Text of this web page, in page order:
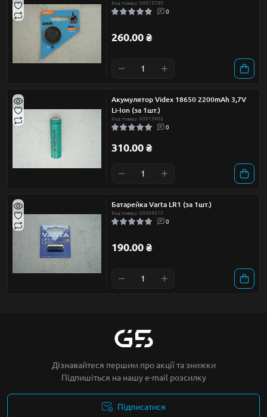
Код товару: 00015760
0
260.00 ₴
Акумулятор Videx 18650 2200mAh 3,7V
Li-Ion (за 1шт.)
Код товару: 00013406
0
310.00 ₴
Батарейка Varta LR1 (за 1шт.)
Код товару: 00004313
0
190.00 ₴
Дізнавайтеся першим про акції та знижки
Підпишіться на нашу e-mail розсилку
Підписатися